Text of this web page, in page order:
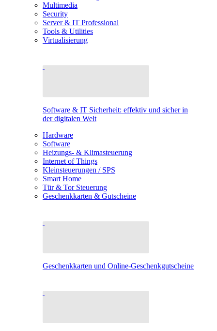
Multimedia
Security
Server & IT Professional
Tools & Utilities
Virtualisierung
Software & IT Sicherheit: effektiv und sicher in
der digitalen Welt
Hardware
Software
Heizungs- & Klimasteuerung
Internet of Things
Kleinsteuerungen / SPS
Smart Home
Tür & Tor Steuerung
Geschenkkarten & Gutscheine
Geschenkkarten und Online-Geschenkgutscheine